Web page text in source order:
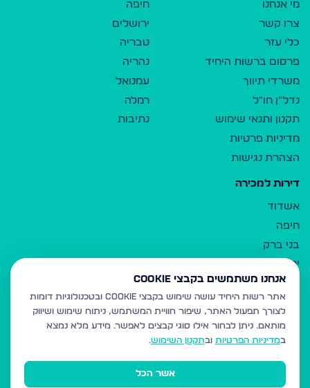
מי אנחנו
צרו קשר
כלי עזר
פרסום ברשות היחיד
משרדי תיווך
נדל"ן חו"ל
תקנון ותנאי שימוש
מדיניות פרטיות
הצהרת נגישות
חיפה
ירושלים
טבריה
נהריה
עמנואל
רמלה
נתיבות
דירות למכירה
אשדוד
חיפה
בני ברק
ירושלים
אלעד
גבעת זאב
בית שמש
רכסים
מודיעין עילית
אנחנו משתמשים בקבצי Cookie
אתר רשות היחיד עושה שימוש בקבצי Cookie ובטכנולוגיות דומות
לצורך תפעול האתר, שיפור חוויית המשתמש, ניתוח שימוש ושיווק
מותאם. ניתן לבחור אילו סוגי קבצים לאפשר. מידע מלא נמצא
במדיניות הפרטיות ובתקנון השימוש.
אשר הכל